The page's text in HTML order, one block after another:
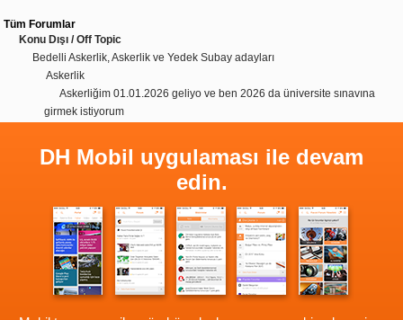
Tüm Forumlar
Konu Dışı / Off Topic
Bedelli Askerlik, Askerlik ve Yedek Subay adayları
Askerlik
Askerliğim 01.01.2026 geliyo ve ben 2026 da üniversite sınavına
girmek istiyorum
DH Mobil uygulaması ile devam
edin.